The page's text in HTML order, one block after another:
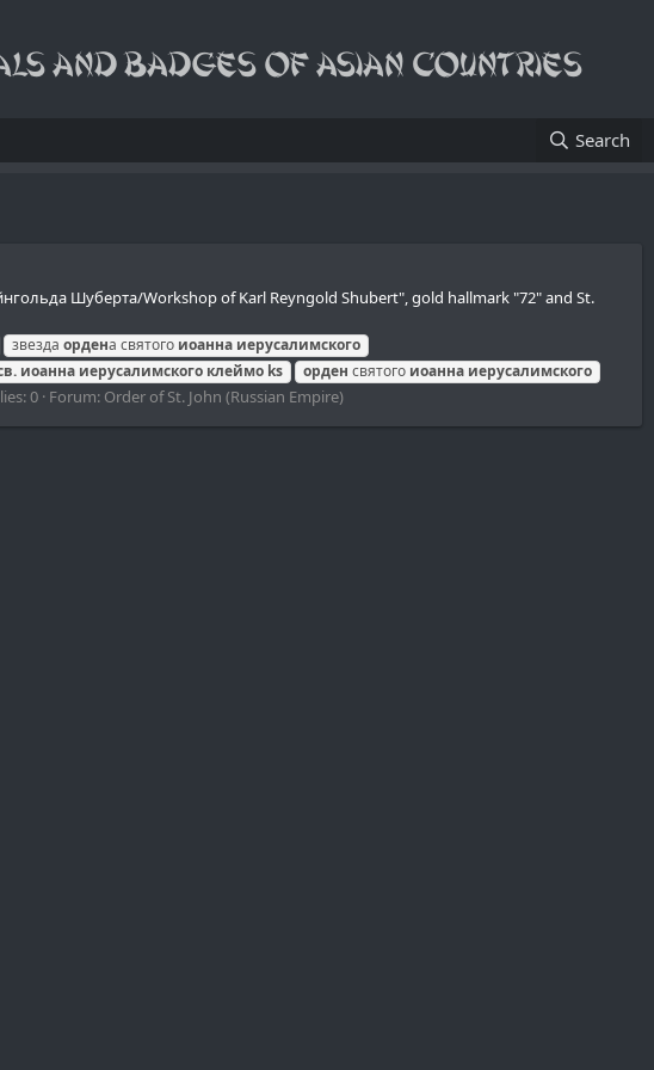
Search
Шуберта/Workshop of Karl Reyngold Shubert", gold hallmark "72" and St.
звезда ордена святого иоанна иерусалимского
иоанна иерусалимского клеймо ks орден святого иоанна иерусалимского
0 Forum: Order of St. John (Russian Empire)